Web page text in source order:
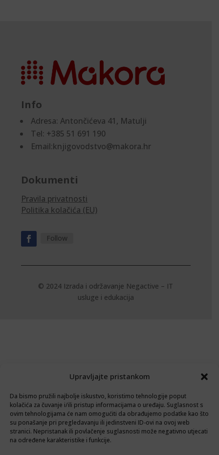
Upravljajte pristankom
Da bismo pružili najbolje iskustvo, koristimo tehnologije poput
kolačića za čuvanje i/ili pristup informacijama o uređaju. Suglasnost s
ovim tehnologijama će nam omogućiti da obrađujemo podatke kao što
su ponašanje pri pregledavanju ili jedinstveni ID-ovi na ovoj web
stranici. Nepristanak ili povlačenje suglasnosti može negativno utjecati
na određene karakteristike i funkcije.
Info
Adresa:Antončićeva 41, Matulji
Tel: +385 51 691 190
Email:knjigovodstvo@makora.hr
Dokumenti
Pravila privatnosti
Politika kolačića (EU)
Follow
© 2024 Izrada i održavanje Negactive – IT
usluge i edukacija